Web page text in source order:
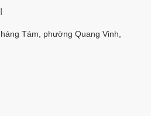
Tám, phường Quang Vinh,